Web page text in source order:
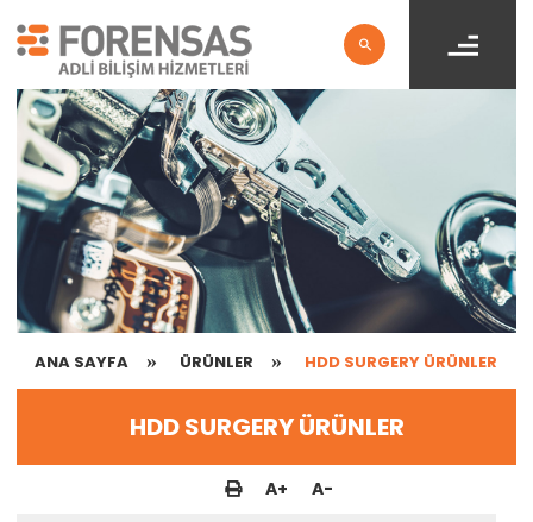
ANA SAYFA ÜRÜNLER HDD SURGERY ÜRÜNLER
HDD SURGERY ÜRÜNLER
A+ A-